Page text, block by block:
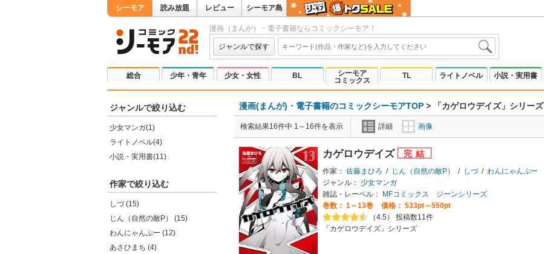
シーモア 読み放題 レビュー シーモア島
漫画（まんが）・電子書籍ならコミックシーモア！
ジャンルで探す
総合 少年・青年 少女・女性 BL
シーモア
コミックス
TL ライトノベル 小説・実用書
ジャンルで絞り込む
少女マンガ(1)
ライトノベル(4)
小説・実用書(11)
作家で絞り込む
しづ (15)
じん（自然の敵P） (15)
わんにゃんぷー (12)
あさひまち (4)
漫画(まんが)・電子書籍のコミックシーモアTOP > 「カゲロウデイズ」シリーズ
検索結果16件中 1～16件を表示 詳細 画像
カゲロウデイズ
作家： 佐藤まひろ / じん（自然の敵P） / しづ / わんにゃんぷー
ジャンル：
少女マンガ
雑誌・レーベル：
MFコミックス ジーンシリーズ
巻数： 1～13巻
価格： 533pt～550pt
（4.5） 投稿数11件
「カゲロウデイズ」シリーズ